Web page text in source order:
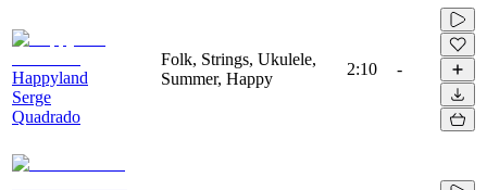
Happyland
Serge
Quadrado
Folk, Strings, Ukulele,
Summer, Happy
2:10 -